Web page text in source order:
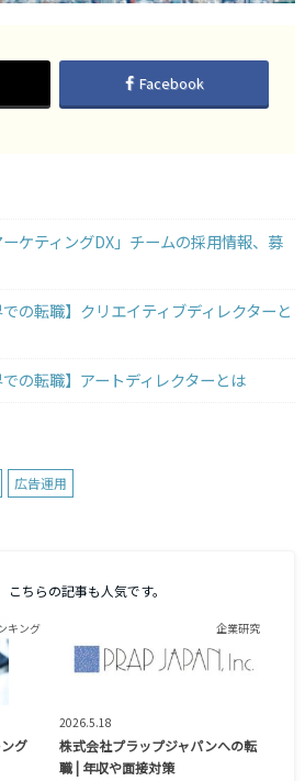
Facebook
ケティングDX」チームの採用情報、募
での転職】クリエイティブディレクターと
での転職】アートディレクターとは
広告運用
こちらの記事も人気です。
キング
グ
企業研究
2026.5.18
株式会社プラップジャパンへの転
職 | 年収や面接対策